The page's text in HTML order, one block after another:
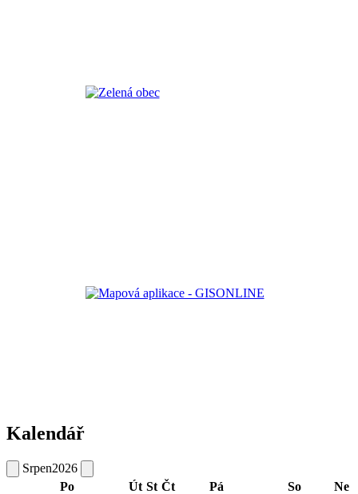
Kalendář
Srpen2026
Po
Út St Čt Pá So Ne